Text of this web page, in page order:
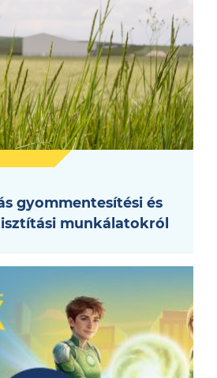
gyommentesítési és
munkálatokról